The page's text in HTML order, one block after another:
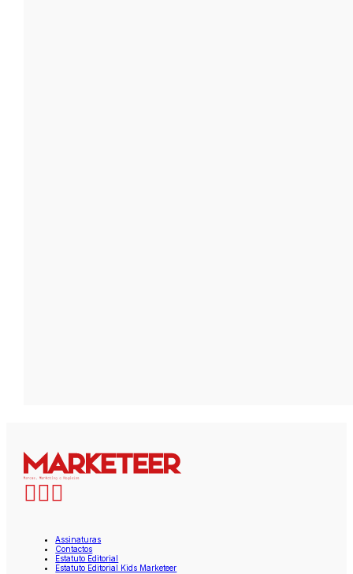
Assinaturas
Contactos
Estatuto Editorial
Estatuto Editorial Kids Marketeer